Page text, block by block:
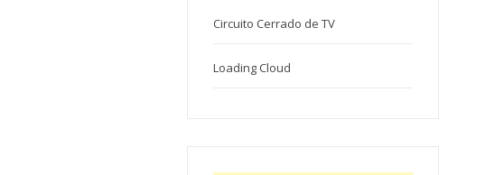
Circuito Cerrado de TV
Loading Cloud